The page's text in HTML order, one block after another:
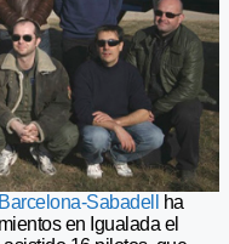
Sabadell
ha
en Igualada el